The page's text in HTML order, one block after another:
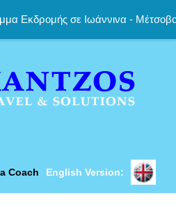
Coach English Version:
Εκδρομής σε Ιωάννινα - Μέτσοβο